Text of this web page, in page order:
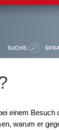
SUCHE:
einem
warum er